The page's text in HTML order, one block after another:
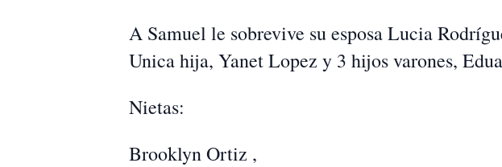
A Samuel le sobrevive su esposa Lucia
Unica hija, Yanet Lopez y 3 hijos varones,
Nietas:
Brooklyn Ortiz ,